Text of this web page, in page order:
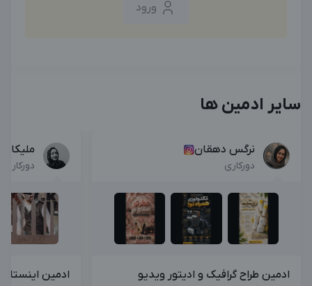
ورود
سایر ادمین ها
نرگس دهقان
دورکاری
ادمین طراح گرافیک و ادیتور ویدیو
ملیکا
دورکاری
ادمین